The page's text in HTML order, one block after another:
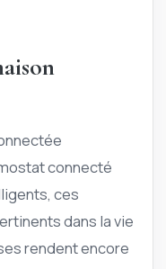
connecté
ces
dans la vie
rendent encore